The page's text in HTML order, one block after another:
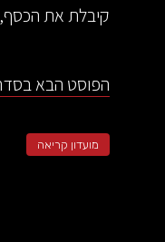
קיבלת את
הפוסט הבא
מועדון קריאה